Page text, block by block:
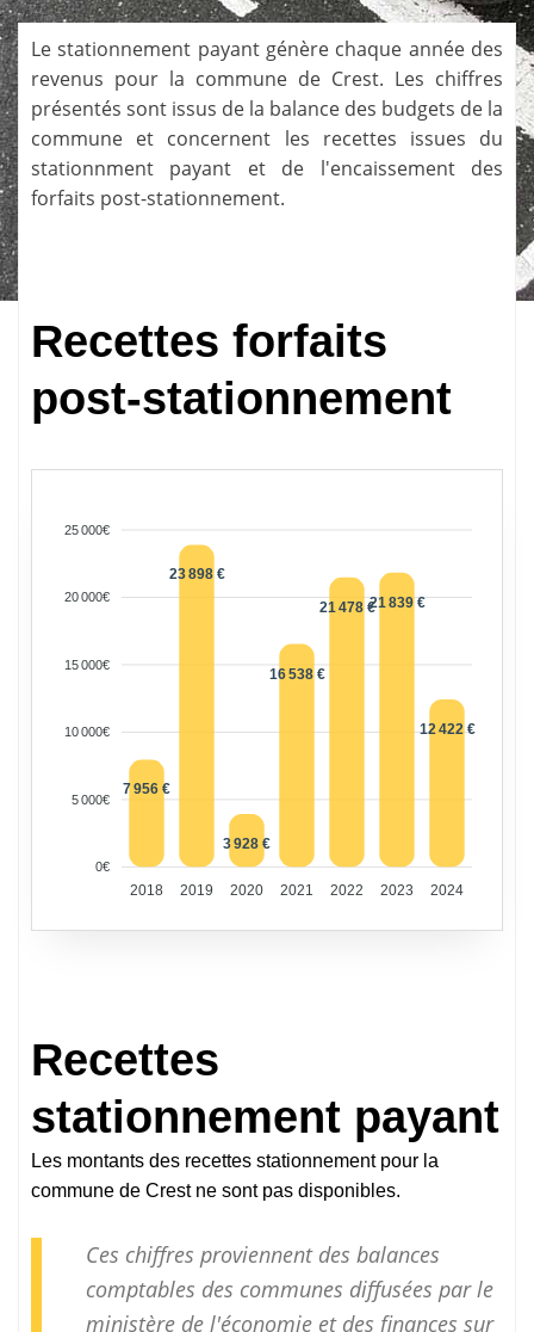
Le stationnement payant génère chaque année des
revenus pour la commune de Crest. Les chiffres
présentés sont issus de la balance des budgets de la
commune et concernent les recettes issues du
stationnment payant et de l'encaissement des
forfaits post-stationnement.
Recettes forfaits
post-stationnement
25 000€
20 000€
15 000€
10 000€
5 000€
0€
7 956 €
23 898 €
3 928 €
16 538 €
21 478 €21 839 €
12 422 €
2018 2019 2020 2021 2022 2023 2024
Recettes
stationnement payant
Les montants des recettes stationnement pour la
commune de Crest ne sont pas disponibles.
Ces chiffres proviennent des balances
comptables des communes diffusées par le
ministère de l'économie et des finances sur